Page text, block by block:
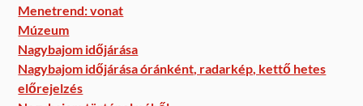
Menetrend: vonat
Múzeum
Nagybajom időjárása
Nagybajom időjárása óránként, radarkép, kettő hetes
előrejelzés